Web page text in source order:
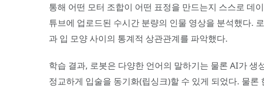
통해 어떤 모터 조합이 어떤 표정을 만드는지 스스로 데
튜브에 업로드된 수시간 분량의 인물 영상을 분석했다.
과 입 모양 사이의 통계적 상관관계를 파악했다.
학습 결과, 로봇은 다양한 언어의 말하기는 물론 AI가 생
정교하게 입술을 동기화(립싱크)할 수 있게 되었다. 물론